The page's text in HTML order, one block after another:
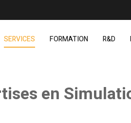
SERVICES FORMATION R&D
en